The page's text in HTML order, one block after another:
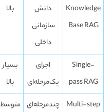
Knowledge
Base RAG
دانش
سازمانی
داخلی
بالا
Single-
pass RAG
اجرای
یک‌مرحله‌ای
بسیار
بالا
Multi-step
چندمرحله‌ای متوسط